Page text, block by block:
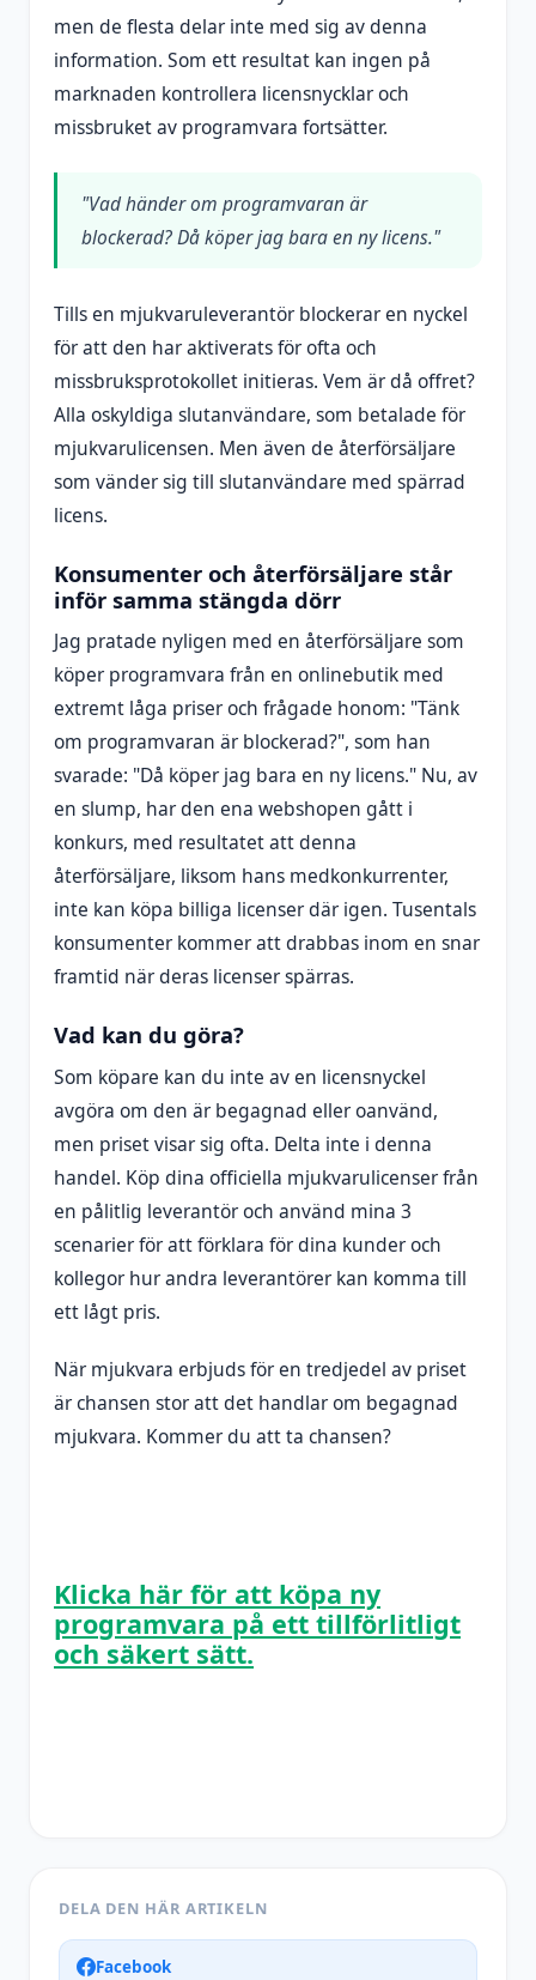
men de flesta delar inte med sig av denna
information. Som ett resultat kan ingen på
marknaden kontrollera licensnycklar och
missbruket av programvara fortsätter.
"Vad händer om programvaran är
blockerad? Då köper jag bara en ny licens."
Tills en mjukvaruleverantör blockerar en nyckel
för att den har aktiverats för ofta och
missbruksprotokollet initieras. Vem är då offret?
Alla oskyldiga slutanvändare, som betalade för
mjukvarulicensen. Men även de återförsäljare
som vänder sig till slutanvändare med spärrad
licens.
Konsumenter och återförsäljare står
inför samma stängda dörr
Jag pratade nyligen med en återförsäljare som
köper programvara från en onlinebutik med
extremt låga priser och frågade honom: "Tänk
om programvaran är blockerad?", som han
svarade: "Då köper jag bara en ny licens." Nu, av
en slump, har den ena webshopen gått i
konkurs, med resultatet att denna
återförsäljare, liksom hans medkonkurrenter,
inte kan köpa billiga licenser där igen. Tusentals
konsumenter kommer att drabbas inom en snar
framtid när deras licenser spärras.
Vad kan du göra?
Som köpare kan du inte av en licensnyckel
avgöra om den är begagnad eller oanvänd,
men priset visar sig ofta. Delta inte i denna
handel. Köp dina officiella mjukvarulicenser från
en pålitlig leverantör och använd mina 3
scenarier för att förklara för dina kunder och
kollegor hur andra leverantörer kan komma till
ett lågt pris.
När mjukvara erbjuds för en tredjedel av priset
är chansen stor att det handlar om begagnad
mjukvara. Kommer du att ta chansen?
Klicka här för att köpa ny
programvara på ett tillförlitligt
och säkert sätt.
DELA DEN HÄR ARTIKELN
Facebook